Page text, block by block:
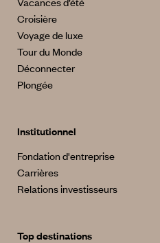
Croisière
Voyage de luxe
Tour du Monde
Déconnecter
Plongée
Institutionnel
Fondation d'entreprise
Carrières
Relations investisseurs
Top destinations